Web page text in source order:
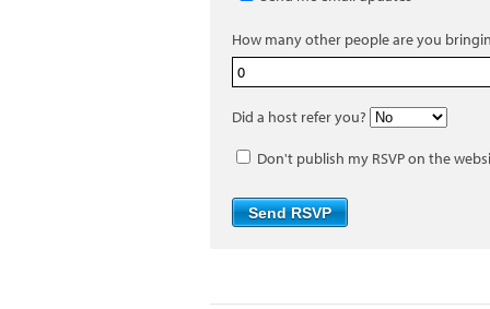
How many other people are you
Did a host refer you?
Don't publish my RSVP on the